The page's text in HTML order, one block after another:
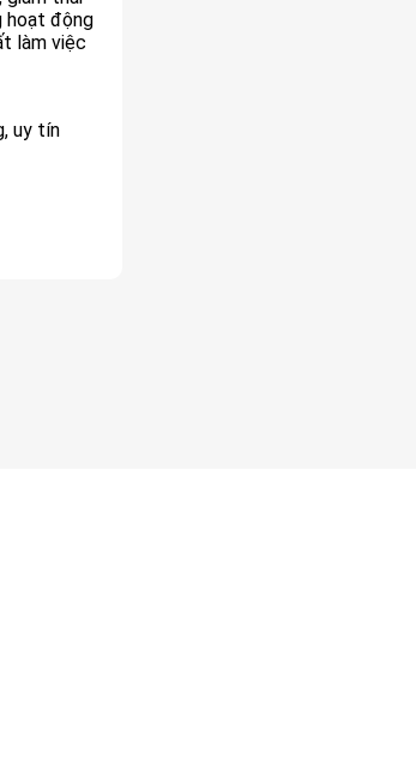
hoạt động
làm việc
uy tín